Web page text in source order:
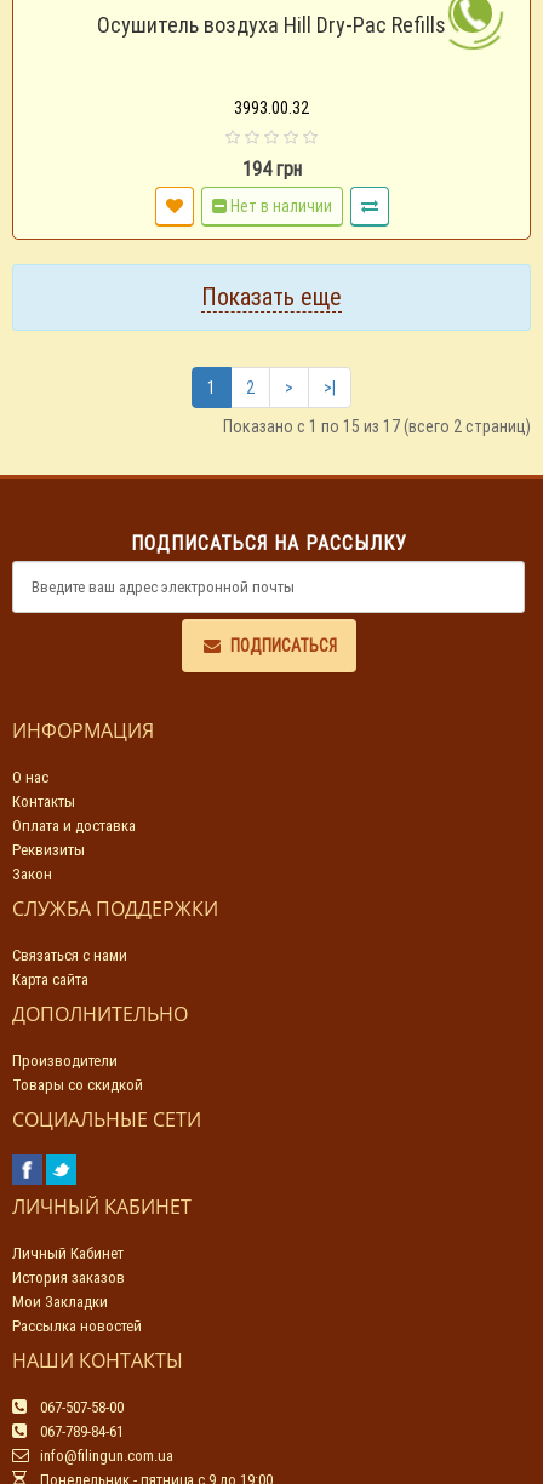
Осушитель воздуха Hill Dry-Pac Refills
3993.00.32
194 грн
Нет в наличии
Показать еще
1 2 >
>|
Показано с 1 по 15 из 17 (всего 2 страниц)
ПОДПИСАТЬСЯ НА РАССЫЛКУ
ПОДПИСАТЬСЯ
ИНФОРМАЦИЯ
О нас
Контакты
Оплата и доставка
Реквизиты
Закон
СЛУЖБА ПОДДЕРЖКИ
Связаться с нами
Карта сайта
ДОПОЛНИТЕЛЬНО
Производители
Товары со скидкой
СОЦИАЛЬНЫЕ СЕТИ
ЛИЧНЫЙ КАБИНЕТ
Личный Кабинет
История заказов
Мои Закладки
Рассылка новостей
НАШИ КОНТАКТЫ
067-507-58-00
067-789-84-61
info@filingun.com.ua
Понедельник - пятница с 9 до 19:00